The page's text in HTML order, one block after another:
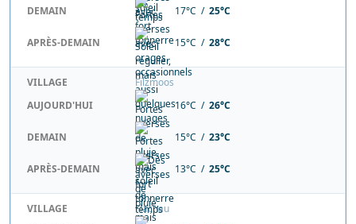
DEMAIN 17°C / 25°C
APRÈS-DEMAIN 15°C / 28°C
VILLAGE
Filzmoos
AUJOURD'HUI
16°C / 26°C
DEMAIN 15°C / 23°C
APRÈS-DEMAIN 13°C / 25°C
VILLAGE
Flachau